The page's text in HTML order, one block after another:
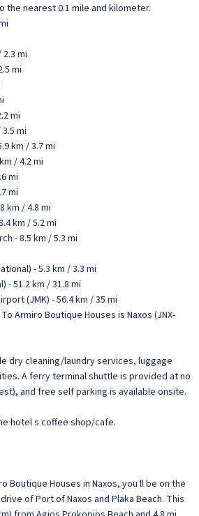
the nearest 0.1 mile and kilometer.
mi
mi
mi
mi
km / 3.7 mi
/ 4.2 mi
mi
mi
km / 4.8 mi
km / 5.2 mi
- 8.5 km / 5.3 mi
- 5.3 km / 3.3 mi
- 51.2 km / 31.8 mi
(JMK) - 56.4 km / 35 mi
Armiro Boutique Houses is Naxos (JNX-
dry cleaning/laundry services, luggage
A ferry terminal shuttle is provided at no
and free self parking is available onsite.
hotel s coffee shop/cafe.
Boutique Houses in Naxos, you ll be on the
of Port of Naxos and Plaka Beach. This